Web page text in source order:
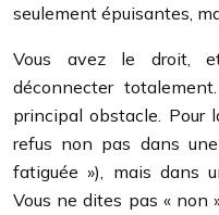
seulement épuisantes,
Vous avez le droit,
déconnecter
principal obstacle. Pour
refus non pas dans
fatiguée »), mais dans
Vous ne dites pas « non